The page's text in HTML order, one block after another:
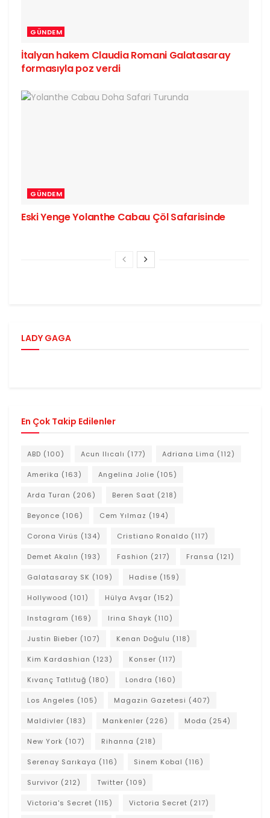
GÜNDEM
İtalyan hakem Claudia Romani Galatasaray
formasıyla poz verdi
GÜNDEM
Eski Yenge Yolanthe Cabau Çöl Safarisinde
LADY GAGA
En Çok Takip Edilenler
ABD (100) Acun Ilıcalı (177) Adriana Lima (112)
Amerika (163) Angelina Jolie (105)
Arda Turan (206) Beren Saat (218)
Beyonce (106) Cem Yılmaz (194)
Corona Virüs (134) Cristiano Ronaldo (117)
Demet Akalın (193) Fashion (217) Fransa (121)
Galatasaray SK (109) Hadise (159)
Hollywood (101) Hülya Avşar (152)
Instagram (169) Irina Shayk (110)
Justin Bieber (107) Kenan Doğulu (118)
Kim Kardashian (123) Konser (117)
Kıvanç Tatlıtuğ (180) Londra (160)
Los Angeles (105) Magazin Gazetesi (407)
Maldivler (183) Mankenler (226) Moda (254)
New York (107) Rihanna (218)
Serenay Sarıkaya (116) Sinem Kobal (116)
Survivor (212) Twitter (109)
Victoria's Secret (115) Victoria Secret (217)